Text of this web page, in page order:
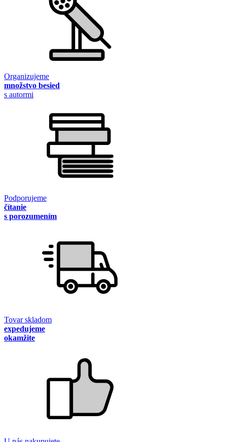
Organizujeme
množstvo besied
s autormi
Podporujeme
čítanie
s porozumením
Tovar skladom
expedujeme
okamžite